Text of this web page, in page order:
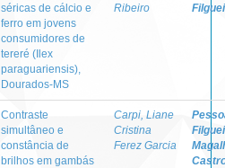
séricas de cálcio e
ferro em jovens
consumidores de
tereré (Ilex
paraguariensis),
Dourados-MS
Ribeiro
Contraste
simultâneo e
constância de
brilhos em gambás
Carpi, Liane
Cristina
Ferez Garcia